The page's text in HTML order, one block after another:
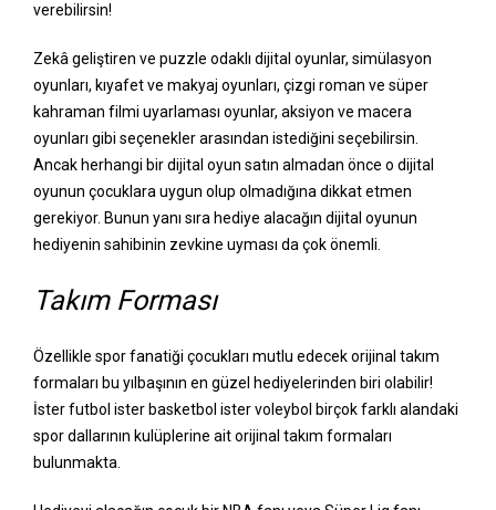
verebilirsin!
Zekâ geliştiren ve puzzle odaklı dijital oyunlar, simülasyon
oyunları, kıyafet ve makyaj oyunları, çizgi roman ve süper
kahraman filmi uyarlaması oyunlar, aksiyon ve macera
oyunları gibi seçenekler arasından istediğini seçebilirsin.
Ancak herhangi bir dijital oyun satın almadan önce o dijital
oyunun çocuklara uygun olup olmadığına dikkat etmen
gerekiyor. Bunun yanı sıra hediye alacağın dijital oyunun
hediyenin sahibinin zevkine uyması da çok önemli.
Takım Forması
Özellikle spor fanatiği çocukları mutlu edecek orijinal takım
formaları bu yılbaşının en güzel hediyelerinden biri olabilir!
İster futbol ister basketbol ister voleybol birçok farklı alandaki
spor dallarının kulüplerine ait orijinal takım formaları
bulunmakta.